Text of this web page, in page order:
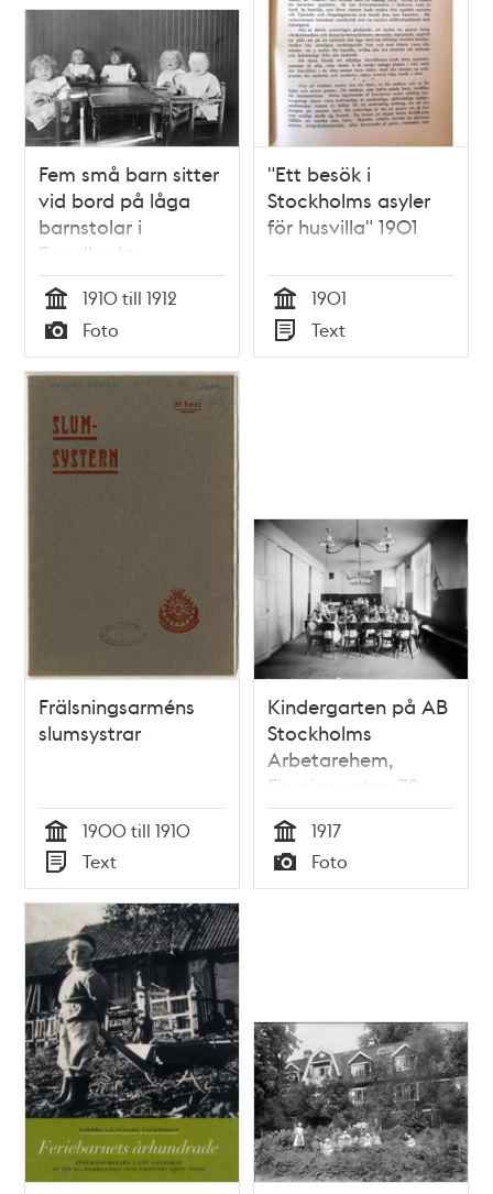
Fem små barn sitter
vid bord på låga
barnstolar i
Engelbrekts
barnkrubba,
Valhallavägen 9.
Tid
1910 till 1912
Typ
Foto
"Ett besök i
Stockholms asyler
för husvilla" 1901
Tid
1901
Typ
Text
Frälsningsarméns
slumsystrar
Tid
1900 till 1910
Typ
Text
Kindergarten på AB
Stockholms
Arbetarehem,
Fleminggatan 79
(nuvarande 107)
Tid
1917
Typ
Foto